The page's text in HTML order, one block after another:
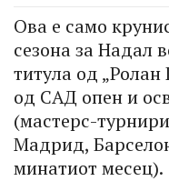
Ова е само
сезона за Надал
титула од „Ролан
од САД опен и
(мастерс-
Мадрид,
минатиот месец).